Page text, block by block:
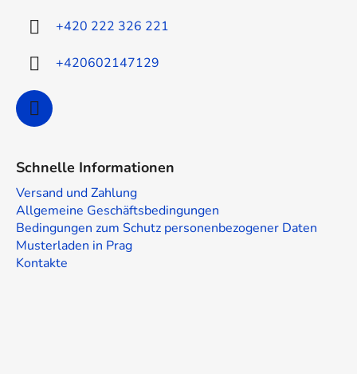
+420 222 326 221
+420602147129
Schnelle Informationen
Versand und Zahlung
Allgemeine Geschäftsbedingungen
Bedingungen zum Schutz personenbezogener Daten
Musterladen in Prag
Kontakte